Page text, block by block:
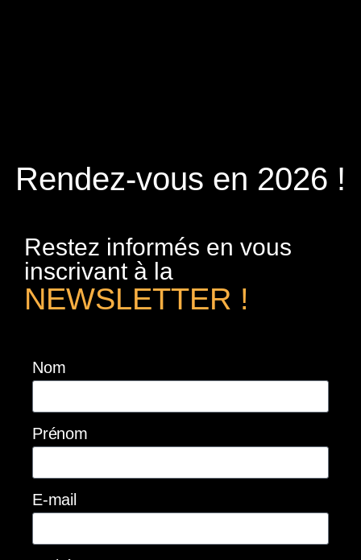
Rendez-vous en 2026 !
Restez informés en vous
inscrivant à la
NEWSLETTER !
Nom
Prénom
E-mail